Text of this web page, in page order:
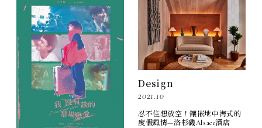
Design
2021.10
忍不住想放空！鑲嵌地中海式的
度假風情—洛杉磯Alsace酒店